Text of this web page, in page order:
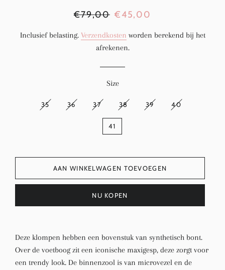
Normale
€79,00 Aanbiedingsprijs
€45,00
Inclusief belasting. Verzendkosten worden berekend bij het
afrekenen.
Size
35 36 37 38 39 40
41
AAN WINKELWAGEN TOEVOEGEN
NU KOPEN
Deze klompen hebben een bovenstuk van synthetisch bont.
Over de voetboog zit een iconische maxigesp, deze zorgt voor
een trendy look. De binnenzool is van microvezel en de